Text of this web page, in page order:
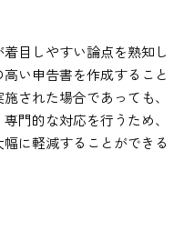
目しやすい論点を熟知し
い申告書を作成すること
された場合であっても、
門的な対応を行うため、
に軽減することができる